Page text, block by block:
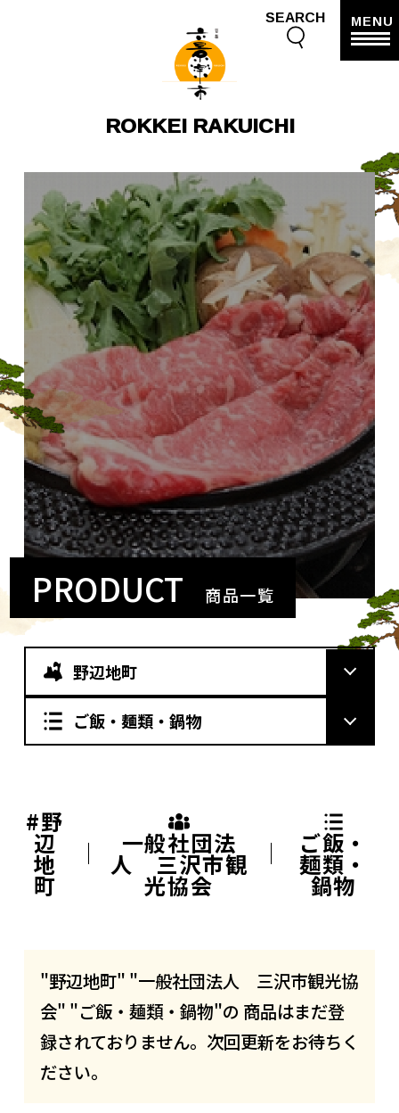
ROKKEI RAKUICHI
SEARCH MENU
PRODUCT 商品一覧
野辺地町
ご飯・麺類・鍋物
#野
辺
地
町
一般社団法
人 三沢市観
光協会
ご飯・
麺類・
鍋物
"野辺地町" "一般社団法人 三沢市観光協
会" "ご飯・麺類・鍋物"の 商品はまだ登
録されておりません。次回更新をお待ちく
ださい。